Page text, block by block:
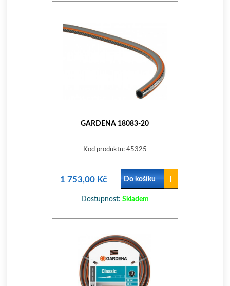
GARDENA 18083-20
Kod produktu: 45325
1 753,00 Kč Do košíku
Dostupnost: Skladem